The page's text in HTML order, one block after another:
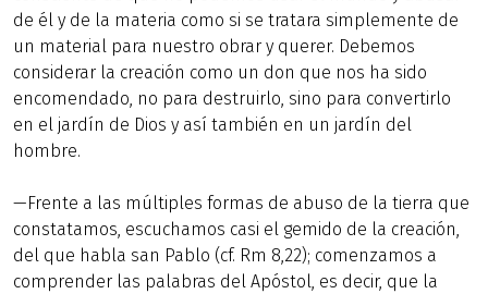
de él y de la materia como si se tratara simplemente de
un material para nuestro obrar y querer. Debemos
considerar la creación como un don que nos ha sido
encomendado, no para destruirlo, sino para convertirlo
en el jardín de Dios y así también en un jardín del
hombre.
—Frente a las múltiples formas de abuso de la tierra que
constatamos, escuchamos casi el gemido de la creación,
del que habla san Pablo (cf. Rm 8,22); comenzamos a
comprender las palabras del Apóstol, es decir, que la